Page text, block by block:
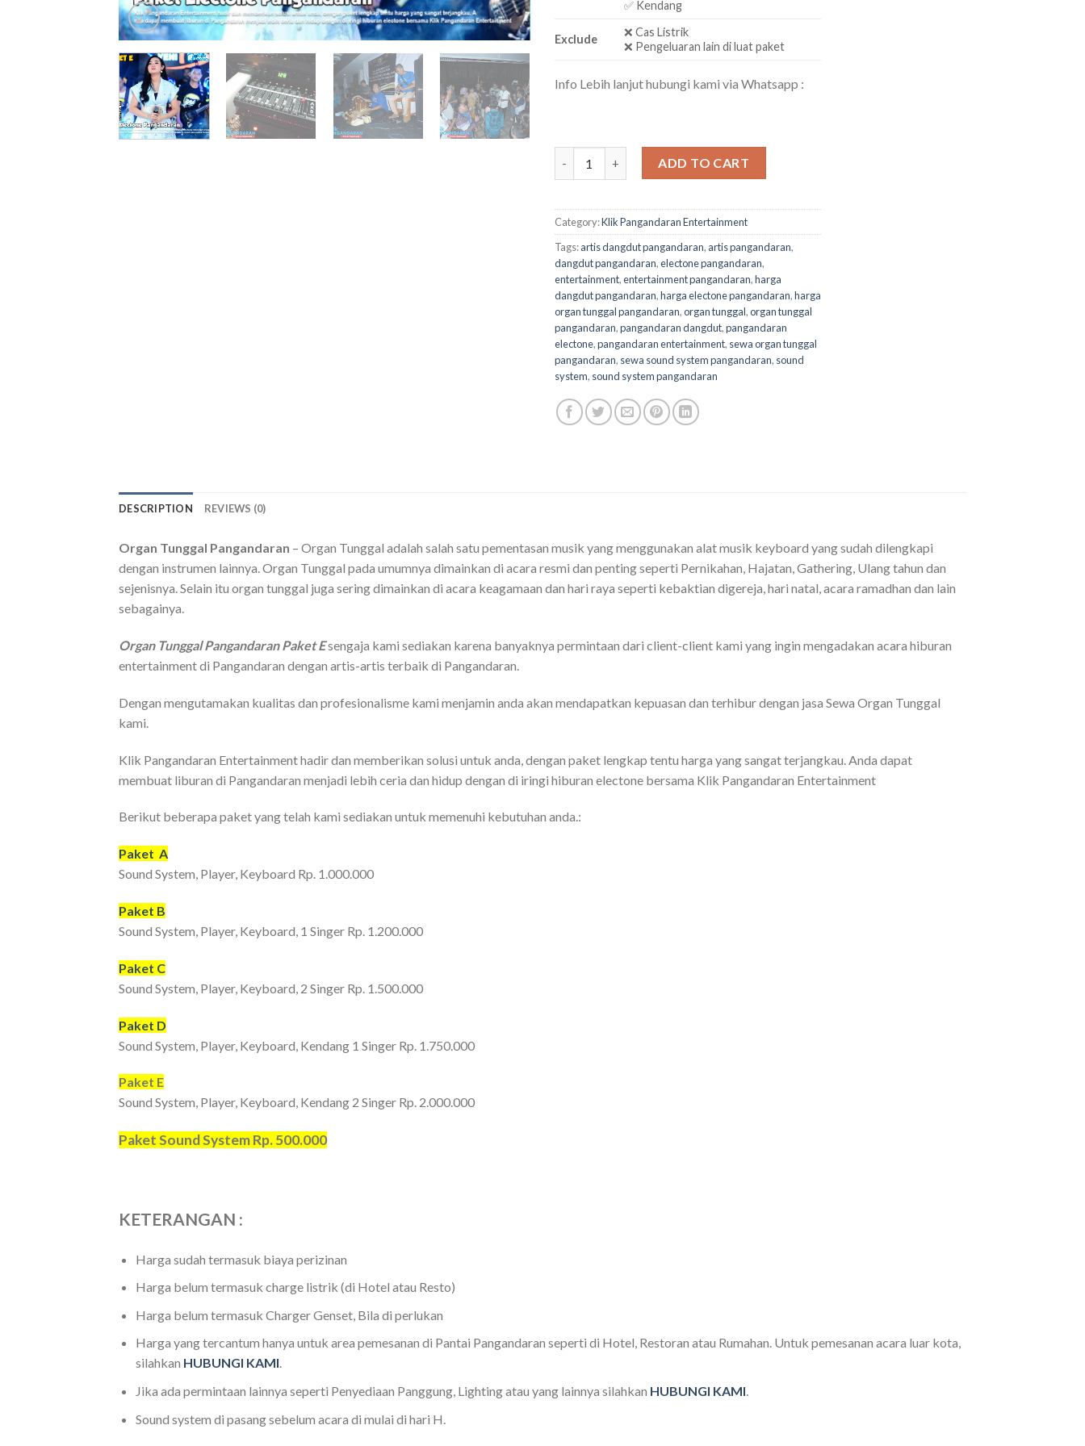
✅ Kendang
Exclude
❌ Cas Listrik
❌ Pengeluaran lain di luat paket
Info Lebih lanjut hubungi kami via Whatsapp :
ADD TO CART
Category:Klik Pangandaran Entertainment
Tags:artis dangdut pangandaran, artis pangandaran,
dangdut pangandaran,electone pangandaran,
entertainment,entertainment pangandaran,harga
dangdut pangandaran,harga electone pangandaran,harga
organ tunggal pangandaran,organ tunggal,organ tunggal
pangandaran,pangandaran dangdut,pangandaran
electone,pangandaran entertainment, sewa organ tunggal
pangandaran, sewa sound system pangandaran, sound
system, sound system pangandaran
DESCRIPTION REVIEWS (0)
Organ Tunggal Pangandaran – Organ Tunggal adalah salah satu pementasan musik yang menggunakan alat musik keyboard yang sudah dilengkapi
dengan instrumen lainnya. Organ Tunggal pada umumnya dimainkan di acara resmi dan penting seperti Pernikahan, Hajatan, Gathering, Ulang tahun dan
sejenisnya. Selain itu organ tunggal juga sering dimainkan di acara keagamaan dan hari raya seperti kebaktian digereja, hari natal, acara ramadhan dan lain
sebagainya.
Organ Tunggal Pangandaran Paket Esengaja kami sediakan karena banyaknya permintaan dari client-client kami yang ingin mengadakan acara hiburan
entertainment di Pangandaran dengan artis-artis terbaik di Pangandaran.
Dengan mengutamakan kualitas dan profesionalisme kami menjamin anda akan mendapatkan kepuasan dan terhibur dengan jasa Sewa Organ Tunggal
kami.
Klik Pangandaran Entertainment hadir dan memberikan solusi untuk anda, dengan paket lengkap tentu harga yang sangat terjangkau. Anda dapat
membuat liburan di Pangandaran menjadi lebih ceria dan hidup dengan di iringi hiburan electone bersama Klik Pangandaran Entertainment
Berikut beberapa paket yang telah kami sediakan untuk memenuhi kebutuhan anda.:
Paket A
Sound System, Player, Keyboard Rp. 1.000.000
Paket B
Sound System, Player, Keyboard, 1 Singer Rp. 1.200.000
Paket C
Sound System, Player, Keyboard, 2 Singer Rp. 1.500.000
Paket D
Sound System, Player, Keyboard, Kendang 1 Singer Rp. 1.750.000
Paket E
Sound System, Player, Keyboard, Kendang 2 Singer Rp. 2.000.000
Paket Sound System Rp. 500.000
KETERANGAN :
Harga sudah termasuk biaya perizinan
Harga belum termasuk charge listrik (di Hotel atau Resto)
Harga belum termasuk Charger Genset, Bila di perlukan
Harga yang tercantum hanya untuk area pemesanan di Pantai Pangandaran seperti di Hotel, Restoran atau Rumahan. Untuk pemesanan acara luar kota,
silahkan HUBUNGI KAMI.
Jika ada permintaan lainnya seperti Penyediaan Panggung, Lighting atau yang lainnya silahkan HUBUNGI KAMI.
Sound system di pasang sebelum acara di mulai di hari H.